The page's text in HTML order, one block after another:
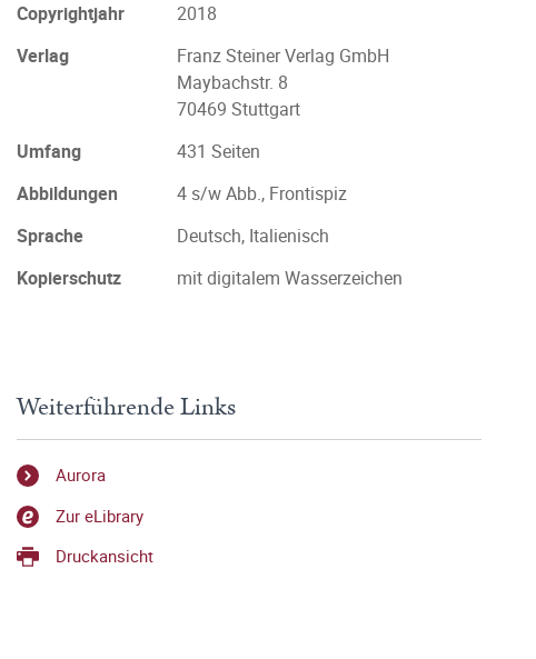
Copyrightjahr
2018
Verlag
Franz Steiner Verlag GmbH
Maybachstr. 8
70469 Stuttgart
Umfang
431 Seiten
Abbildungen
4 s/w Abb., Frontispiz
Sprache
Deutsch, Italienisch
Kopierschutz
mit digitalem Wasserzeichen
Weiterführende Links
Aurora
Zur eLibrary
Druckansicht